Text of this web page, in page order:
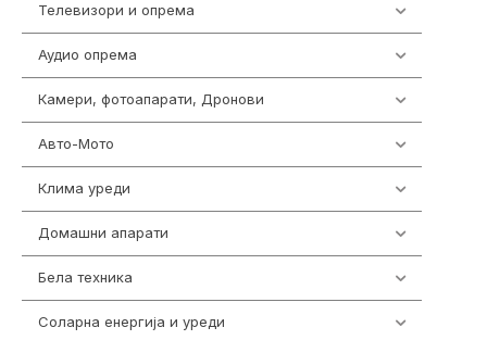
Телевизори и опрема
Аудио опрема
Камери, фотоапарати, Дронови
Авто-Мото
Клима уреди
Домашни апарати
Бела техника
Соларна енергија и уреди